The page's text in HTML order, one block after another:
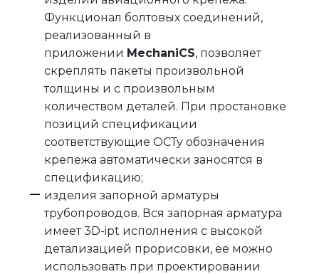
Функционал болтовых соединений,
реализованный в
приложении MechaniCS, позволяет
скреплять пакеты произвольной
толщины и с произвольным
количеством деталей. При простановке
позиций спецификации
соответствующие ОСТу обозначения
крепежа автоматически заносятся в
спецификацию;
изделия запорной арматуры
трубопроводов. Вся запорная арматура
имеет 3D-ipt исполнения с высокой
детализацией прорисовки, ее можно
использовать при проектировании